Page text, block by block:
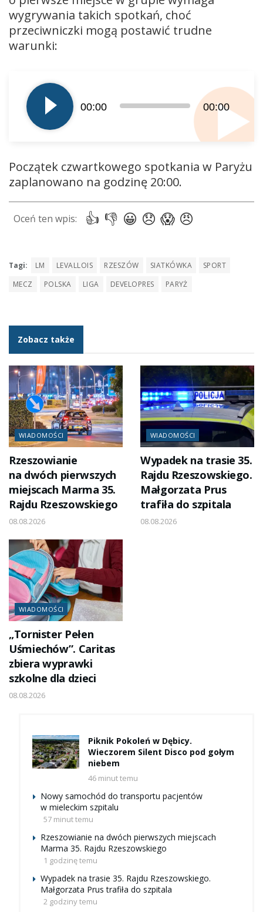
wygrywania takich spotkań, choć
przeciwniczki mogą postawić trudne
warunki:
plików
dźwiękowych
00:00 00:00
Początek czwartkowego spotkania w Paryżu
zaplanowano na godzinę 20:00.
Tagi: LM LEVALLOIS RZESZÓW SIATKÓWKA
SPORT
MECZ
POLSKA LIGA DEVELOPRES PARYŻ
Zobacz także
WIADOMOŚCI
Rzeszowianie
na dwóch pierwszych
miejscach Marma 35.
Rajdu Rzeszowskiego
08.08.2026
WIADOMOŚCI
Wypadek na trasie 35.
Rajdu Rzeszowskiego.
Małgorzata Prus
trafiła do szpitala
08.08.2026
WIADOMOŚCI
„Tornister Pełen
Uśmiechów”. Caritas
zbiera wyprawki
szkolne dla dzieci
08.08.2026
Piknik Pokoleń w Dębicy.
Wieczorem Silent Disco pod gołym
niebem
46 minut temu
Nowy samochód do transportu pacjentów
w mieleckim szpitalu
57 minut temu
Rzeszowianie na dwóch pierwszych miejscach
Marma 35. Rajdu Rzeszowskiego
1 godzinę temu
Wypadek na trasie 35. Rajdu Rzeszowskiego.
Małgorzata Prus trafiła do szpitala
2 godziny temu